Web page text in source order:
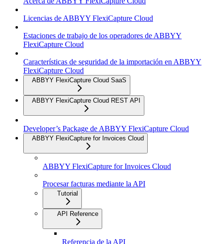
Licencias de ABBYY FlexiCapture Cloud
Estaciones de trabajo de los operadores de ABBYY
FlexiCapture Cloud
Características de seguridad de la importación en ABBYY
FlexiCapture Cloud
ABBYY FlexiCapture Cloud SaaS
ABBYY FlexiCapture Cloud REST API
Developer’s Package de ABBYY FlexiCapture Cloud
ABBYY FlexiCapture for Invoices Cloud
ABBYY FlexiCapture for Invoices Cloud
Procesar facturas mediante la API
Tutorial
API Reference
Referencia de la API